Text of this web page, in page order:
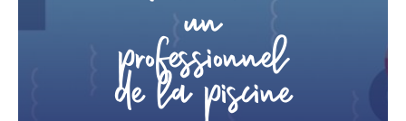
un
professionnel
de la piscine